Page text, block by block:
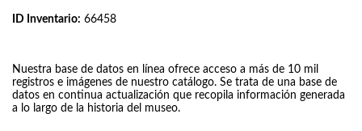
ID Inventario: 66458
Nuestra base de datos en línea ofrece acceso a más de 10 mil
registros e imágenes de nuestro catálogo. Se trata de una base de
datos en continua actualización que recopila información generada
a lo largo de la historia del museo.